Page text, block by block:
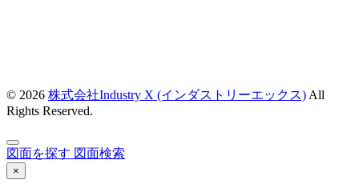
© 2026 株式会社Industry X (インダストリーエックス) All
Rights Reserved.
図面を探す 図面検索
×